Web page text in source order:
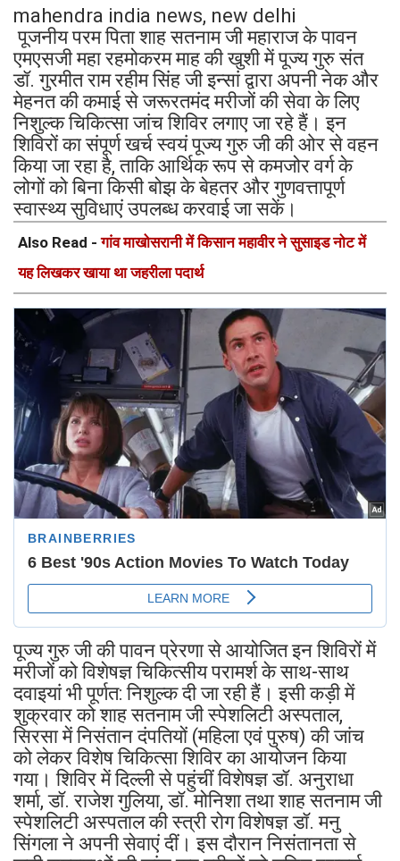
mahendra india news, new delhi
पूजनीय परम पिता शाह सतनाम जी महाराज के पावन
एमएसजी महा रहमोकरम माह की खुशी में पूज्य गुरु संत
डॉ. गुरमीत राम रहीम सिंह जी इन्सां द्वारा अपनी नेक और
मेहनत की कमाई से जरूरतमंद मरीजों की सेवा के लिए
निशुल्क चिकित्सा जांच शिविर लगाए जा रहे हैं। इन
शिविरों का संपूर्ण खर्च स्वयं पूज्य गुरु जी की ओर से वहन
किया जा रहा है, ताकि आर्थिक रूप से कमजोर वर्ग के
लोगों को बिना किसी बोझ के बेहतर और गुणवत्तापूर्ण
स्वास्थ्य सुविधाएं उपलब्ध करवाई जा सकें।
Also Read -गांव माखोसरानी में किसान महावीर ने सुसाइड नोट में
यह लिखकर खाया था जहरीला पदार्थ
पूज्य गुरु जी की पावन प्रेरणा से आयोजित इन शिविरों में
मरीजों को विशेषज्ञ चिकित्सीय परामर्श के साथ-साथ
दवाइयां भी पूर्णत: निशुल्क दी जा रही हैं। इसी कड़ी में
शुक्रवार को शाह सतनाम जी स्पेशलिटी अस्पताल,
सिरसा में निसंतान दंपतियों (महिला एवं पुरुष) की जांच
को लेकर विशेष चिकित्सा शिविर का आयोजन किया
गया। शिविर में दिल्ली से पहुंचीं विशेषज्ञ डॉ. अनुराधा
शर्मा, डॉ. राजेश गुलिया, डॉ. मोनिशा तथा शाह सतनाम जी
स्पेशलिटी अस्पताल की स्त्री रोग विशेषज्ञ डॉ. मनु
सिंगला ने अपनी सेवाएं दीं। इस दौरान निसंतानता से